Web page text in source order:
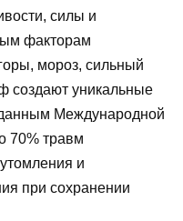
силы и
факторам
мороз, сильный
создают уникальные
Международной
70% травм
и
при сохранении